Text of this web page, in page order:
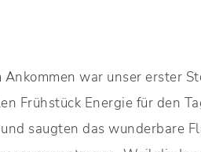
Ankommen war unser erster
Frühstück Energie für den
saugten das wunderbare